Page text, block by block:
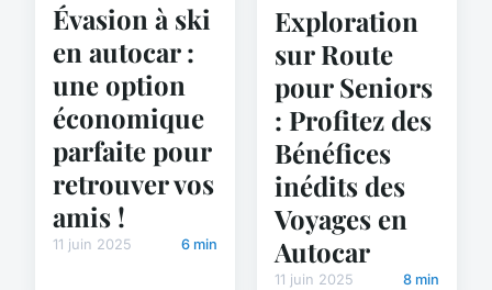
Évasion à ski
en autocar :
une option
économique
parfaite pour
retrouver vos
amis !
11 juin 2025 6 min
Exploration
sur Route
pour Seniors
: Profitez des
Bénéfices
inédits des
Voyages en
Autocar
11 juin 2025 8 min